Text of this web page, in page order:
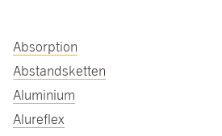
Absorption
Abstandsketten
Aluminium
Alureflex